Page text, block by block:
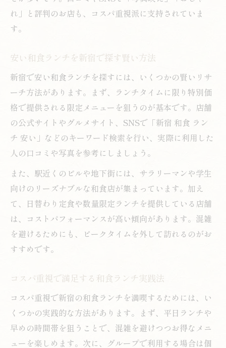
れ」と評判のお店も、コスパ重視派に支持されていま
す。
安い和食ランチを新宿で探す賢い方法
新宿で安い和食ランチを探すには、いくつかの賢いリサ
ーチ方法があります。まず、ランチタイムに限り特別価
格で提供される限定メニューを狙うのが基本です。店舗
の公式サイトやグルメサイト、SNSで「新宿 和食 ラン
チ 安い」などのキーワード検索を行い、実際に利用した
人の口コミや写真を参考にしましょう。
また、駅近くのビルや地下街には、サラリーマンや学生
向けのリーズナブルな和食店が集まっています。加え
て、日替わり定食や数量限定ランチを提供している店舗
は、コストパフォーマンスが高い傾向があります。混雑
を避けるためにも、ピークタイムを外して訪れるのがお
すすめです。
コスパ重視で満足する和食ランチ実践法
コスパ重視で新宿の和食ランチを満喫するためには、い
くつかの実践的な方法があります。まず、平日ランチや
早めの時間帯を狙うことで、混雑を避けつつお得なメニ
ューを楽しめます。次に、グループで利用する場合は個